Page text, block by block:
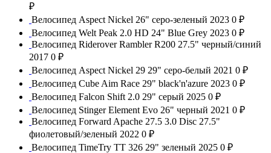
₽
Велосипед Aspect Nickel 26" серо-зеленый 2023 0 ₽
Велосипед Welt Peak 2.0 HD 24" Blue Grey 2023 0 ₽
Велосипед Riderover Rambler R200 27.5" черный/синий
2017 0 ₽
Велосипед Aspect Nickel 29 29" серо-белый 2021 0 ₽
Велосипед Cube Aim Race 29" black'n'azure 2023 0 ₽
Велосипед Falcon Shift 2.0 29" серый 2025 0 ₽
Велосипед Stinger Element Evo 26" черный 2021 0 ₽
Велосипед Forward Apache 27.5 3.0 Disс 27.5"
фиолетовый/зеленый 2022 0 ₽
Велосипед TimeTry TT 326 29" зеленый 2025 0 ₽